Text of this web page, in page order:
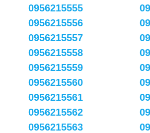
0956215555
0956215556
0956215557
0956215558
0956215559
0956215560
0956215561
0956215562
0956215563